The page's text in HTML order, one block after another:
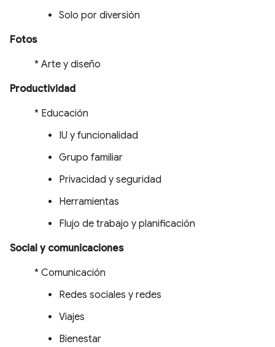
Solo por diversión
Fotos
* Arte y diseño
Productividad
* Educación
IU y funcionalidad
Grupo familiar
Privacidad y seguridad
Herramientas
Flujo de trabajo y planificación
Social y comunicaciones
* Comunicación
Redes sociales y redes
Viajes
Bienestar